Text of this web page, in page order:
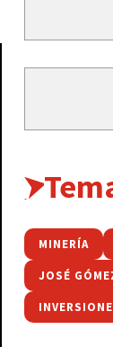
MINERÍA
JOSÉ